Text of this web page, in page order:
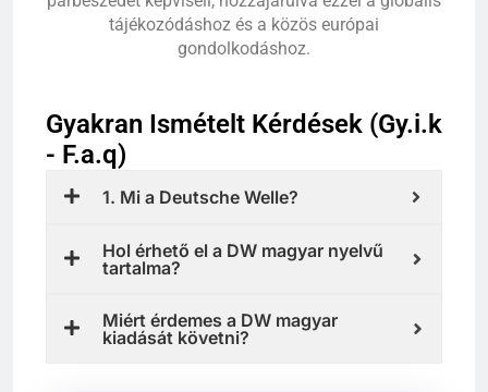
tájékozódáshoz és a közös európai
gondolkodáshoz.
Gyakran Ismételt Kérdések (Gy.i.k
- F.a.q)
1. Mi a Deutsche Welle?
Hol érhető el a DW magyar nyelvű
tartalma?
Miért érdemes a DW magyar
kiadását követni?